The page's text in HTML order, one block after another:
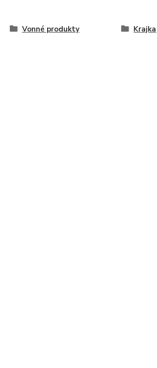
Vonné produkty Krajka